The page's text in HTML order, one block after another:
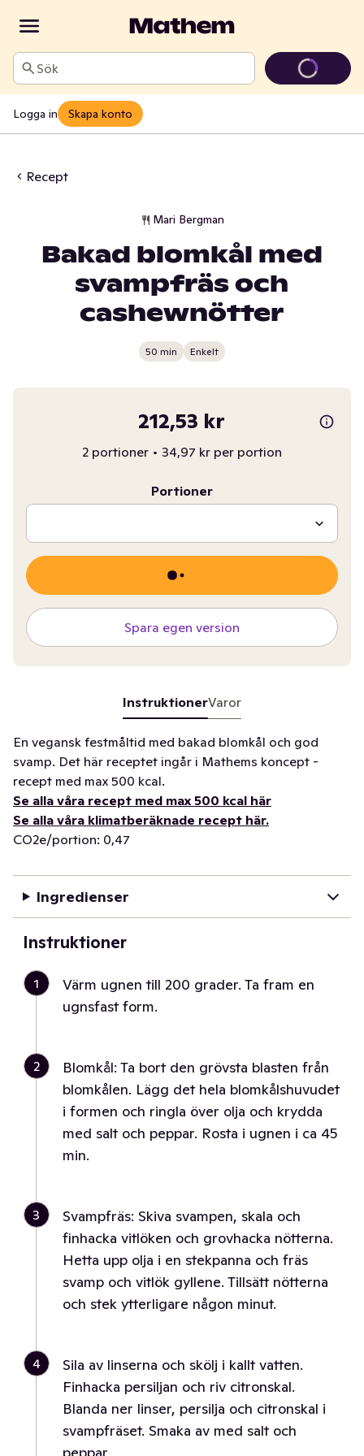
Sök
Logga in Skapa konto
Recept
Mari Bergman
Bakad blomkål med
svampfräs och
cashewnötter
50 min Enkelt
212,53 kr
2 portioner • 34,97 kr per portion
Portioner
Spara egen version
InstruktionerVaror
En vegansk festmåltid med bakad blomkål och god
svamp. Det här receptet ingår i Mathems koncept -
recept med max 500 kcal.
Se alla våra recept med max 500 kcal här
Se alla våra klimatberäknade recept här.
CO2e/portion: 0,47
Ingredienser
Instruktioner
1
Värm ugnen till 200 grader. Ta fram en
ugnsfast form.
2
Blomkål: Ta bort den grövsta blasten från
blomkålen. Lägg det hela blomkålshuvudet
i formen och ringla över olja och krydda
med salt och peppar. Rosta i ugnen i ca 45
min.
3
Svampfräs: Skiva svampen, skala och
finhacka vitlöken och grovhacka nötterna.
Hetta upp olja i en stekpanna och fräs
svamp och vitlök gyllene. Tillsätt nötterna
och stek ytterligare någon minut.
4
Sila av linserna och skölj i kallt vatten.
Finhacka persiljan och riv citronskal.
Blanda ner linser, persilja och citronskal i
svampfräset. Smaka av med salt och